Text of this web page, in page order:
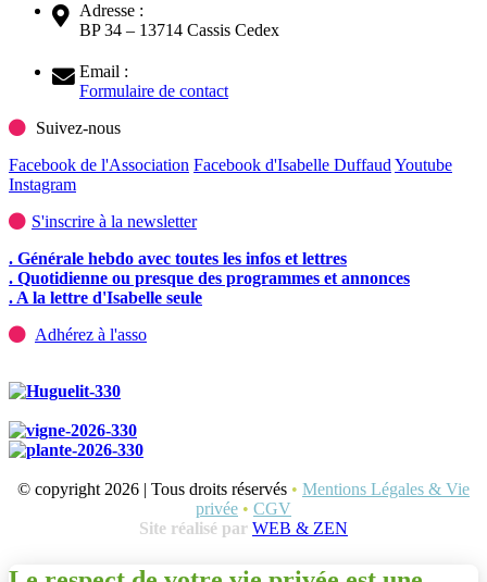
Adresse :
BP 34 – 13714 Cassis Cedex
Email :
Formulaire de contact
Suivez-nous
Facebook de l'Association Facebook d'Isabelle Duffaud Youtube
Instagram
S'inscrire à la newsletter
. Générale hebdo avec toutes les infos et lettres
. Quotidienne ou presque des programmes et annonces
. A la lettre d'Isabelle seule
Adhérez à l'asso
© copyright 2026 | Tous droits réservés • Mentions Légales & Vie
privée • CGV
Site réalisé par WEB & ZEN